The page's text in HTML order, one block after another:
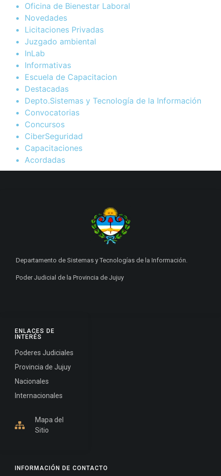
Oficina de Bienestar Laboral
Novedades
Licitaciones Privadas
Juzgado ambiental
InLab
Informativas
Escuela de Capacitacion
Destacadas
Depto.Sistemas y Tecnología de la Información
Convocatorias
Concursos
CiberSeguridad
Capacitaciones
Acordadas
INFORMACIÓN DE CONTACTO
ENLACES DE
INTERÉS
Poderes Judiciales
Provincia de Jujuy
Nacionales
Internacionales
Mapa del
Sitio
Departamento de Sistemas y Tecnologías de la Información.
Poder Judicial de la Provincia de Jujuy